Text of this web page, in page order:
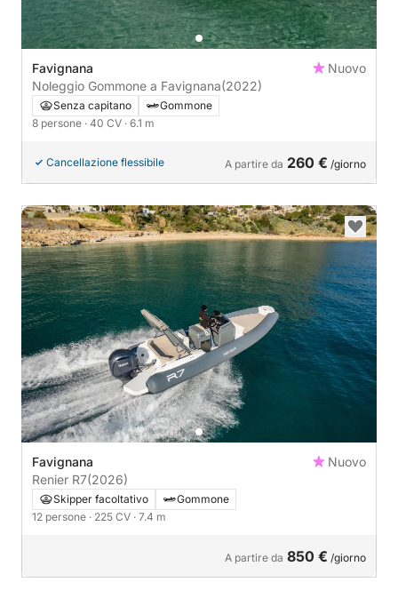
Favignana
Nuovo
Noleggio Gommone a Favignana(2022)
Senza capitano
Gommone
8 persone · 40 CV · 6.1 m
Cancellazione flessibile A partire da 260 € /giorno
Favignana
Nuovo
Renier R7(2026)
Skipper facoltativo
Gommone
12 persone · 225 CV · 7.4 m
A partire da 850 € /giorno